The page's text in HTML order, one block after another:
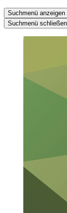
Suchmenü anzeigen
Suchmenü schließen